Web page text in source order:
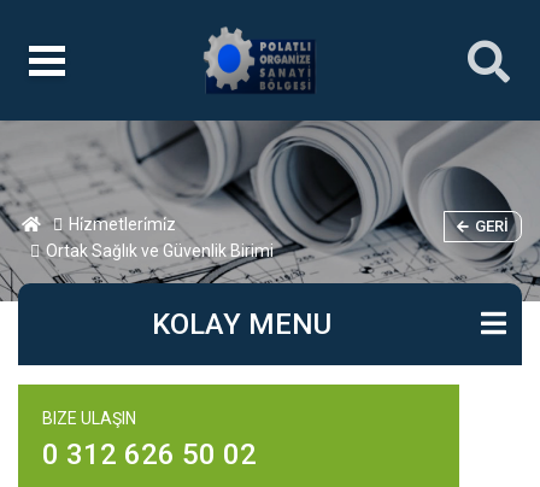
Hi̇zmetleri̇mi̇z
Ortak Sağlık ve Güvenlik Birimi
GERI
KOLAY MENU
BIZE ULAŞIN
0 312 626 50 02